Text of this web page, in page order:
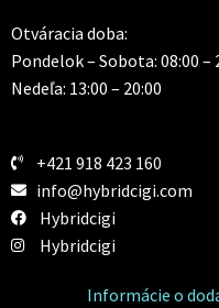
Otváracia doba:
Pondelok – Sobota: 08:00 –
Nedeľa: 13:00 – 20:00
+421 918 423 160
info@hybridcigi.com
Hybridcigi
Hybridcigi
Informácie o